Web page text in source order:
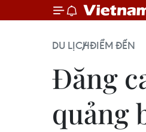
DU LỊCHĐIỂM ĐẾN
Đăng
quảng